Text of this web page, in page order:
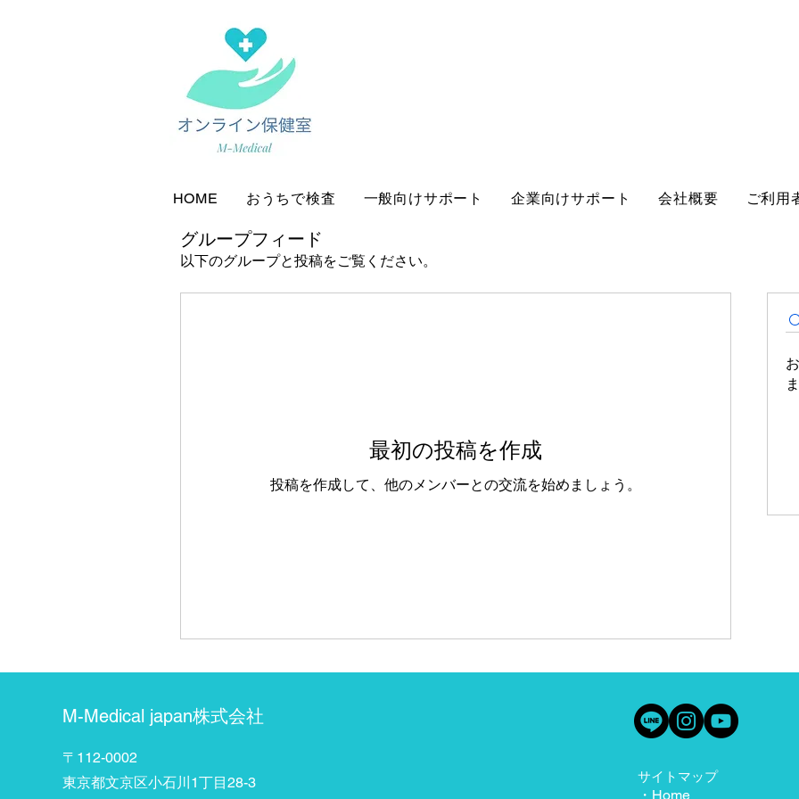
HOME おうちで検査 一般向けサポート 企業向けサポート 会社概要 ご利用
グループフィード
以下のグループと投稿をご覧ください。
最初の投稿を作成
投稿を作成して、他のメンバーとの交流を始めましょう。
M-Medical japan株式会社
〒112-0002
東京都文京区小石川1丁目28-3
サイトマップ
・ Home